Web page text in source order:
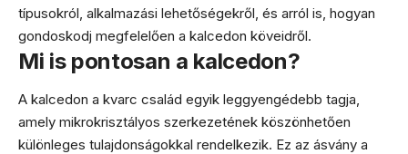
típusokról, alkalmazási lehetőségekről, és arról is, hogyan
gondoskodj megfelelően a kalcedon köveidről.
Mi is pontosan a kalcedon?
A kalcedon a kvarc család egyik leggyengédebb tagja,
amely mikrokrisztályos szerkezetének köszönhetően
különleges tulajdonságokkal rendelkezik. Ez az ásvány a